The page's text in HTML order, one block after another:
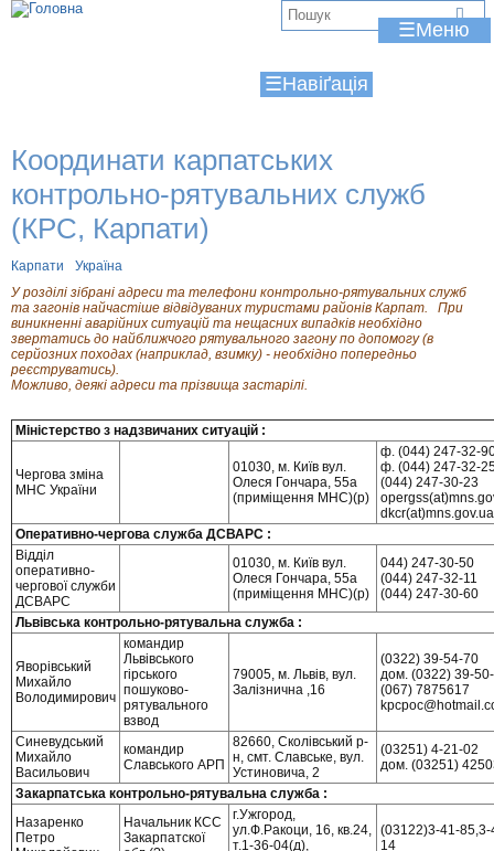
Jump to navigation
☰
☰
Координати карпатських
контрольно-рятувальних служб
(КРС, Карпати)
Карпати
Україна
У розділі зібрані адреси та телефони контрольно-рятувальних служб
та загонів найчастіше відвідуваних туристами районів Карпат. При
виникненні аварійних ситуацій та нещасних випадків необхідно
звертатись до найближчого рятувального загону по допомогу (в
серйозних походах (наприклад, взимку) - необхідно попередньо
реєструватись).
Можливо, деякі адреси та прізвища застарілі.
Міністерство з надзвичаних ситуацій :
Чергова зміна
МНС України
01030, м. Київ вул.
Олеся Гончара, 55а
(приміщення МНС)(р)
ф. (044) 247-32-
ф. (044) 247-32-
(044) 247-30-23
dkcr(at)mns.gov.ua
Оперативно-чергова служба ДСВАРС :
Відділ
оперативно-
чергової служби
ДСВАРС
01030, м. Київ вул.
Олеся Гончара, 55а
(приміщення МНС)(р)
044) 247-30-50
(044) 247-32-11
(044) 247-30-60
Львівська контрольно-рятувальна служба :
Яворівський
Михайло
Володимирович
командир
Львівського
гірського
пошуково-
рятувального
взвод
79005, м. Львів, вул.
Залізнична ,16
(0322) 39-54-70
дом. (0322) 39-
(067) 7875617
Синевудський
Михайло
Васильович
командир
Славського АРП
82660, Сколівський р-
н, смт. Славське, вул.
Устиновича, 2
(03251) 4-21-02
дом. (03251)
Закарпатська контрольно-рятувальна служба :
Назаренко
Петро
Начальник КСС
Закарпатскої
г.Ужгород,
ул.Ф.Ракоци, 16, кв.24,
т.1-36-04(д),
(03122)3-41-85,3-
14